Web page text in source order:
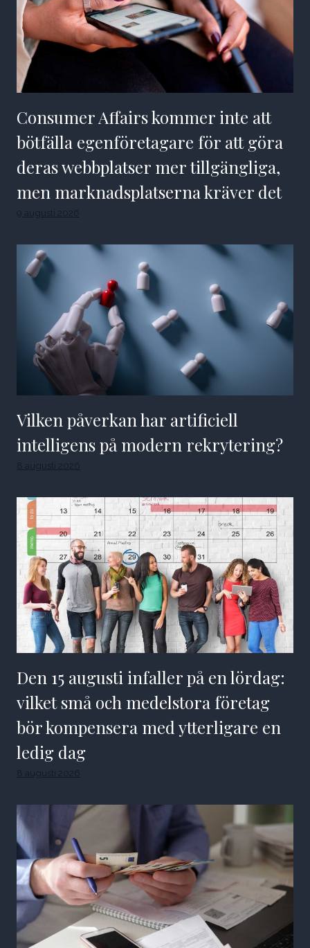
Consumer Affairs kommer inte att
bötfälla egenföretagare för att göra
deras webbplatser mer tillgängliga,
men marknadsplatserna kräver det
9 augusti 2026
Vilken påverkan har artificiell
intelligens på modern rekrytering?
8 augusti 2026
Den 15 augusti infaller på en lördag:
vilket små och medelstora företag
bör kompensera med ytterligare en
ledig dag
8 augusti 2026